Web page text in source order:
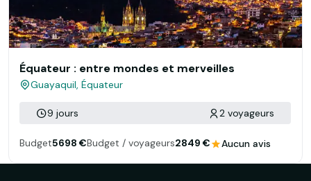
Équateur : entre mondes et merveilles
Guayaquil, Équateur
9 jours 2 voyageurs
Budget5698 €Budget / voyageurs2849 € Aucun avis